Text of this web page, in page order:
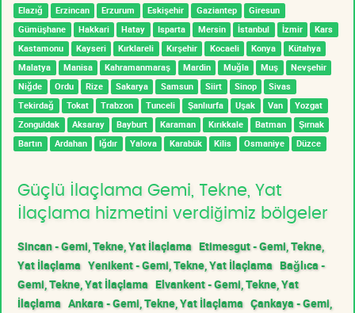
Elazığ Erzincan Erzurum Eskişehir Gaziantep
Giresun
Gümüşhane
Hakkari Hatay Isparta Mersin İstanbul İzmir
Kars
Kastamonu
Kayseri Kırklareli Kırşehir Kocaeli Konya
Kütahya
Malatya
Manisa Kahramanmaraş Mardin Muğla Muş
Nevşehir
Niğde
Ordu Rize Sakarya Samsun Siirt Sinop
Sivas
Tekirdağ
Tokat Trabzon Tunceli Şanlıurfa Uşak Van
Yozgat
Zonguldak
Aksaray Bayburt Karaman Kırıkkale Batman
Şırnak
Bartın
Ardahan Iğdır Yalova Karabük Kilis Osmaniye Düzce
Güçlü İlaçlama Gemi, Tekne, Yat
İlaçlama hizmetini verdiğimiz bölgeler
Sincan - Gemi, Tekne, Yat İlaçlama Etimesgut - Gemi, Tekne,
Yat İlaçlama Yenikent - Gemi, Tekne, Yat İlaçlama Bağlıca -
Gemi, Tekne, Yat İlaçlama Elvankent - Gemi, Tekne, Yat
İlaçlama Ankara - Gemi, Tekne, Yat İlaçlama Çankaya - Gemi,